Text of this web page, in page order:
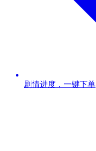
剧情进度，一键下单